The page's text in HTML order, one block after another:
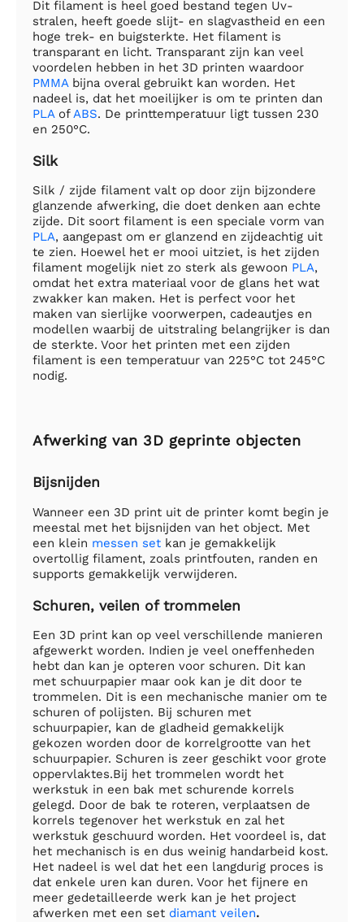
Dit filament is heel goed bestand tegen Uv-
stralen, heeft goede slijt- en slagvastheid en een
hoge trek- en buigsterkte. Het filament is
transparant en licht. Transparant zijn kan veel
voordelen hebben in het 3D printen waardoor
PMMAbijna overal gebruikt kan worden. Het
nadeel is, dat het moeilijker is om te printen dan
PLAofABS. De printtemperatuur ligt tussen 230
en 250°C.
Silk
Silk / zijde filament valt op door zijn bijzondere
glanzende afwerking, die doet denken aan echte
zijde. Dit soort filament is een speciale vorm van
PLA, aangepast om er glanzend en zijdeachtig uit
te zien. Hoewel het er mooi uitziet, is het zijden
filament mogelijk niet zo sterk als gewoon PLA,
omdat het extra materiaal voor de glans het wat
zwakker kan maken. Het is perfect voor het
maken van sierlijke voorwerpen, cadeautjes en
modellen waarbij de uitstraling belangrijker is dan
de sterkte. Voor het printen met een zijden
filament is een temperatuur van 225°C tot 245°C
nodig.
Afwerking van 3D geprinte objecten
Bijsnijden
Wanneer een 3D print uit de printer komt begin je
meestal met het bijsnijden van het object. Met
een klein messen set kan je gemakkelijk
overtollig filament, zoals printfouten, randen en
supports gemakkelijk verwijderen.
Schuren, veilen of trommelen
Een 3D print kan op veel verschillende manieren
afgewerkt worden. Indien je veel oneffenheden
hebt dan kan je opteren voor schuren. Dit kan
met schuurpapier maar ook kan je dit door te
trommelen. Dit is een mechanische manier om te
schuren of polijsten. Bij schuren met
schuurpapier, kan de gladheid gemakkelijk
gekozen worden door de korrelgrootte van het
schuurpapier. Schuren is zeer geschikt voor grote
oppervlaktes.Bij het trommelen wordt het
werkstuk in een bak met schurende korrels
gelegd. Door de bak te roteren, verplaatsen de
korrels tegenover het werkstuk en zal het
werkstuk geschuurd worden. Het voordeel is, dat
het mechanisch is en dus weinig handarbeid kost.
Het nadeel is wel dat het een langdurig proces is
dat enkele uren kan duren. Voor het fijnere en
meer gedetailleerde werk kan je het project
afwerken met een set diamant veilen.